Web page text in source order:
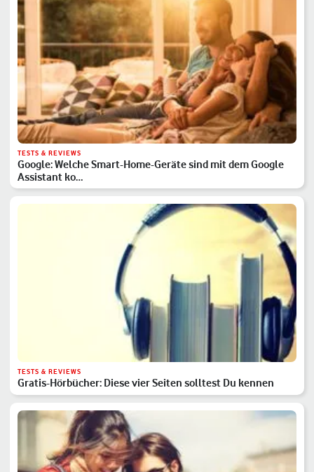
TESTS & REVIEWS
Google: Welche Smart-Home-Geräte sind mit dem Google
Assistant ko…
TESTS & REVIEWS
Gratis-Hörbücher: Diese vier Seiten solltest Du kennen